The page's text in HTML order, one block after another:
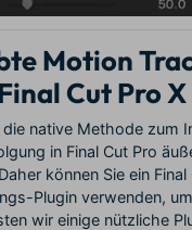
Motion
Cut Pro X
die native Methode zum
in Final Cut Pro
können Sie ein Final
Plugin verwenden,
wir einige nützliche